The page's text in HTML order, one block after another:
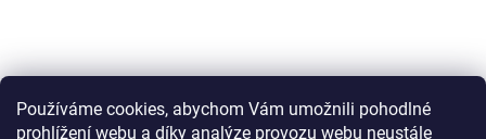
Používáme cookies, abychom Vám umožnili pohodlné
prohlížení webu a díky analýze provozu webu neustále